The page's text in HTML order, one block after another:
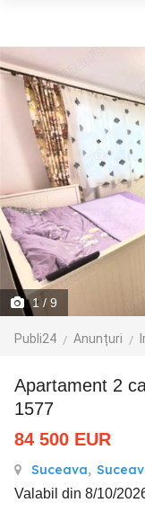
1 / 9
Publi24 Anunțuri
Apartament 2 camere | 51 mp | Obcini | ID :
1577
84 500 EUR
Suceava,
Valabil din 8/10/